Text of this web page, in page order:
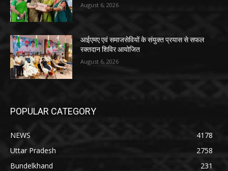
August 6, 2026
आईएमए एवं समाजसेवियों के संयुक्त प्रयास से सफल
रक्तदान शिविर आयोजित
August 6, 2026
POPULAR CATEGORY
NEWS
4178
Uttar Pradesh
2758
Bundelkhand
231